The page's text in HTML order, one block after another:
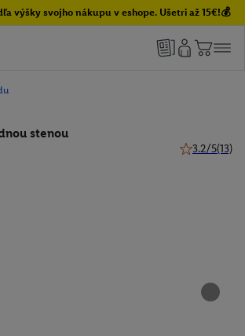
výšky svojho nákupu v eshope. Ušetri až 15€!💰
stenou
3.2/5(13)